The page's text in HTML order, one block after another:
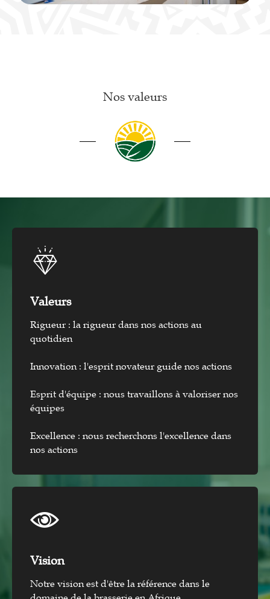
Nos valeurs
Valeurs
Rigueur : la rigueur dans nos actions au
quotidien
Innovation : l'esprit novateur guide nos actions
Esprit d'équipe : nous travaillons à valoriser nos
équipes
Excellence : nous recherchons l'excellence dans
nos actions
Vision​
Notre vision est d'être la référence dans le